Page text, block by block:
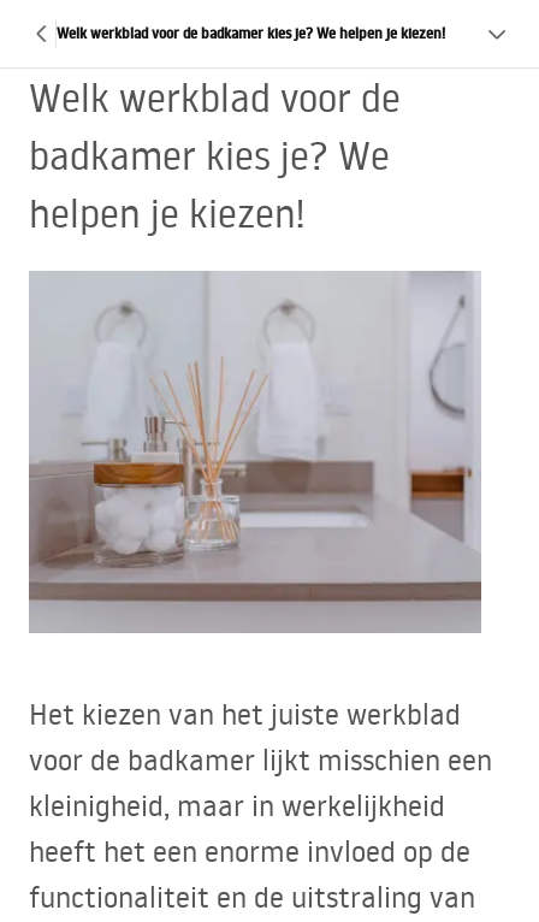
Welk werkblad voor de badkamer kies je? We helpen je kiezen!
Welk werkblad voor de
badkamer kies je? We
helpen je kiezen!
Het kiezen van het juiste werkblad
voor de badkamer lijkt misschien een
kleinigheid, maar in werkelijkheid
heeft het een enorme invloed op de
functionaliteit en de uitstraling van